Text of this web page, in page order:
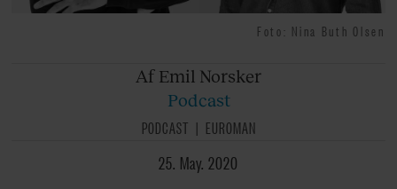
Foto: Nina Buth Olsen
Af Emil Norsker
Podcast
PODCAST
EUROMAN
25. May. 2020